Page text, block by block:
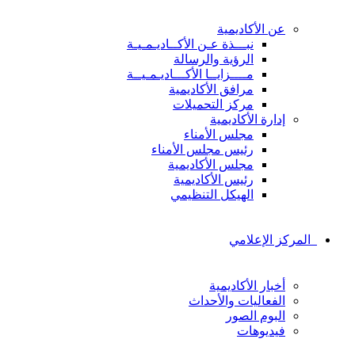
عن الأكاديمية
نبـــذة عـن الأكــاديـمـيـة
الرؤية والرسالة
مــــزايــا الأكـــاديـمـيــة
مرافق الأكاديمية
مركز التحميلات
إدارة الأكاديمية
مجلس الأمناء
رئيس مجلس الأمناء
مجلس الأكاديمية
رئيس الأكاديمية
الهيكل التنظيمي
المركز الإعلامي
أخبار الأكاديمية
الفعاليات والأحداث
البوم الصور
فيديوهات